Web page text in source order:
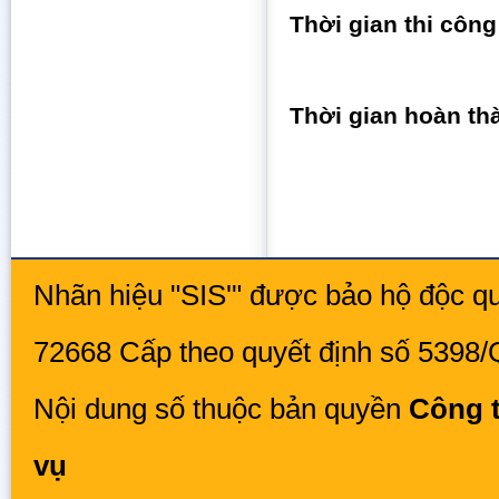
Thời gian thi
Thời gian hoàn
Nhãn hiệu "SIS'" được bảo hộ độc
72668 Cấp theo quyết định số
Nội dung số thuộc bản quyền Công
vụ